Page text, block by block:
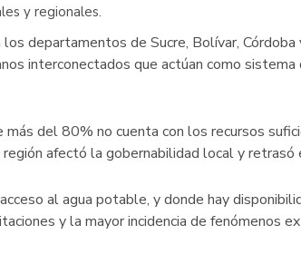
y regionales.
departamentos de Sucre, Bolívar,
interconectados que actúan como
del 80% no cuenta con los recursos
afectó la gobernabilidad local y
al agua potable, y donde hay
y la mayor incidencia de fenómenos